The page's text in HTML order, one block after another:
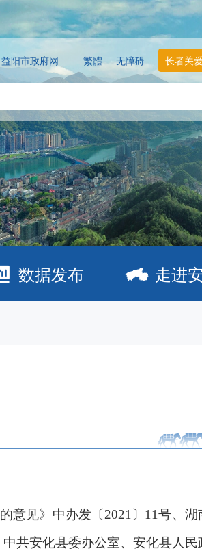
益阳市政府网 繁體 无障碍 长者关
数据发布 走进
意见》中办发〔2021〕11号、 湖
中共安化县委办公室、安化县人民